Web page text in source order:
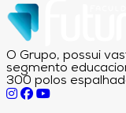
O Grupo, possui
segmento
300 polos